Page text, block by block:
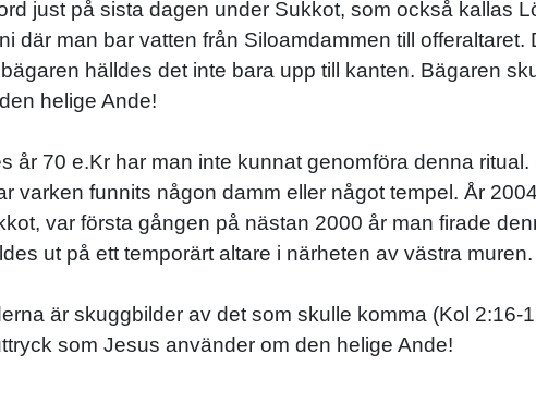
just på sista dagen under Sukkot, som också kallas
där man bar vatten från Siloamdammen till
hälldes det inte bara upp till kanten. Bägaren
helige Ande!
år 70 e.Kr har man inte kunnat genomföra denna
varken funnits någon damm eller något tempel. År
var första gången på nästan 2000 år man firade
ut på ett temporärt altare i närheten av västra muren.
är skuggbilder av det som skulle komma (Kol
som Jesus använder om den helige Ande!